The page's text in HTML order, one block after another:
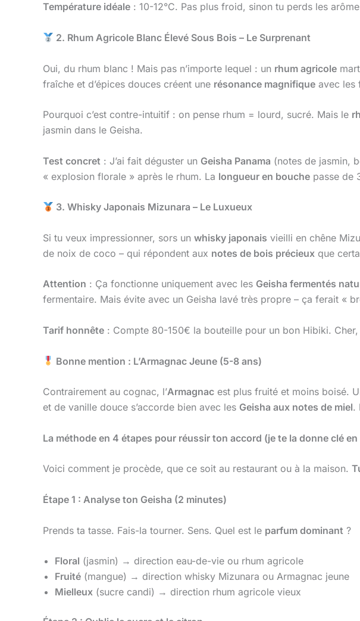
Température idéale : 10-12°C. Pas plus froid, sinon tu perds les
2. Rhum Agricole Blanc Élevé Sous Bois – Le Surprenant
Oui, du rhum blanc ! Mais pas n’importe lequel : un rhum agricole
fraîche et d’épices douces créent une résonance magnifique avec les
Pourquoi c’est contre-intuitif : on pense rhum = lourd, sucré. Mais le
jasmin dans le Geisha.
Test concret : J’ai fait déguster un Geisha Panama (notes de jasmin,
« explosion florale » après le rhum. La longueur en bouche passe de
3. Whisky Japonais Mizunara – Le Luxueux
Si tu veux impressionner, sors un whisky japonais vieilli en chêne
de noix de coco – qui répondent aux notes de bois précieux que
Attention : Ça fonctionne uniquement avec les Geisha fermentés
fermentaire. Mais évite avec un Geisha lavé très propre – ça ferait «
Tarif honnête : Compte 80-150€ la bouteille pour un bon Hibiki.
Bonne mention : L’Armagnac Jeune (5-8 ans)
Contrairement au cognac, l’Armagnac est plus fruité et moins boisé.
et de vanille douce s’accorde bien avec les Geisha aux notes de miel.
La méthode en 4 étapes pour réussir ton accord (je te la donne clé en
Voici comment je procède, que ce soit au restaurant ou à la maison.
Étape 1 : Analyse ton Geisha (2 minutes)
Prends ta tasse. Fais-la tourner. Sens. Quel est le parfum dominant ?
Floral (jasmin) → direction eau-de-vie ou rhum agricole
Fruité (mangue) → direction whisky Mizunara ou Armagnac jeune
Mielleux (sucre candi) → direction rhum agricole vieux